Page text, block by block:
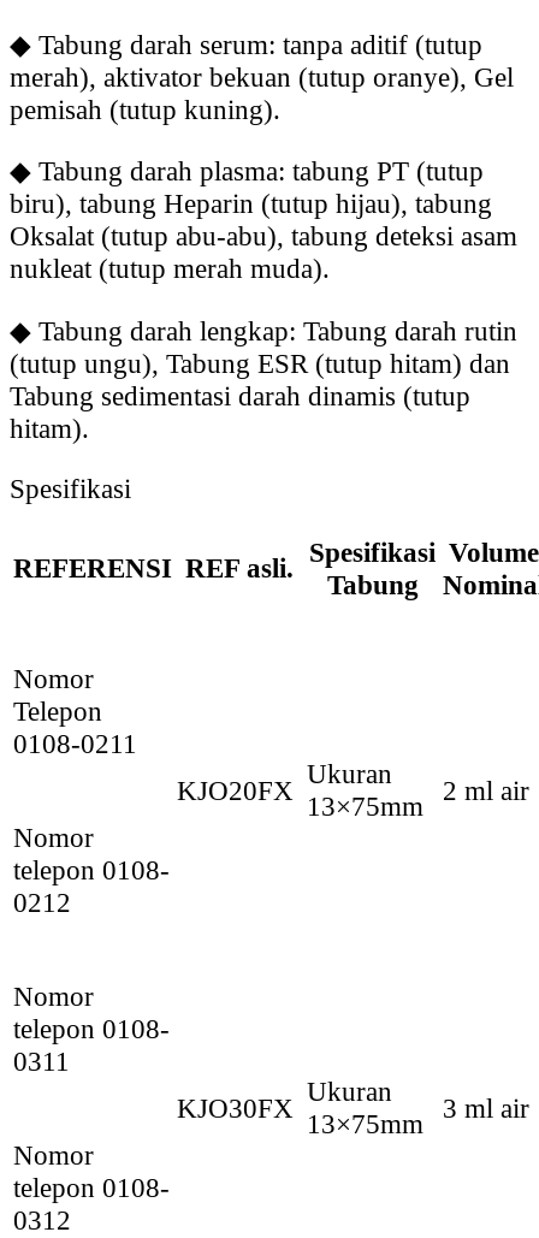
◆ Tabung darah serum: tanpa aditif (tutup
merah), aktivator bekuan (tutup oranye), Gel
pemisah (tutup kuning).
◆ Tabung darah plasma: tabung PT (tutup
biru), tabung Heparin (tutup hijau), tabung
Oksalat (tutup abu-abu), tabung deteksi asam
nukleat (tutup merah muda).
◆ Tabung darah lengkap: Tabung darah rutin
(tutup ungu), Tabung ESR (tutup hitam) dan
Tabung sedimentasi darah dinamis (tutup
hitam).
Spesifikasi
REFERENSI REF asli. Spesifikasi
Tabung
Volume
Nomor
Telepon
0108-0211
KJO20FX
Ukuran
13×75mm
2 ml air
Nomor
telepon 0108-
0212
Nomor
telepon 0108-
0311
KJO30FX
Ukuran
13×75mm
3 ml air
Nomor
telepon 0108-
0312